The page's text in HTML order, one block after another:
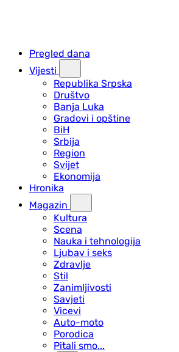
Pregled dana
Vijesti
Republika Srpska
Društvo
Banja Luka
Gradovi i opštine
BiH
Srbija
Region
Svijet
Ekonomija
Hronika
Magazin
Kultura
Scena
Nauka i tehnologija
Ljubav i seks
Zdravlje
Stil
Zanimljivosti
Savjeti
Vicevi
Auto-moto
Porodica
Pitali smo...